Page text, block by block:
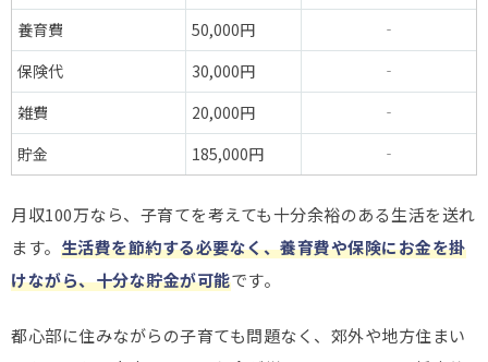
養育費
50,000円
‐
保険代
30,000円
‐
雑費
20,000円
‐
貯金
185,000円 ‐
月収100万なら、子育てを考えても十分余裕のある生活を送れ
ます。 生活費を節約する必要なく、養育費や保険にお金を掛
けながら、十分な貯金が可能です。
都心部に住みながらの子育ても問題なく、郊外や地方住まい